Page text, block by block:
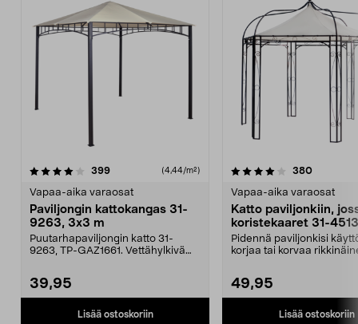
399arvostelut (4,44/m²)
Vapaa-aika varaosat
Paviljongin kattokangas 31-
9263, 3x3 m
Puutarhapaviljongin katto 31-
9263, TP-GAZ1661. Vettähylkivä
39,95
Lisää ostoskoriin
4.0 viidestä
380arvostelut
Vapaa-aika varaosat
Katto paviljonkiin,
koristekaaret 31-4513
Pidennä paviljonkisi
korjaa tai korvaa
49,95
Lisää ostoskoriin
5.0 viidestä